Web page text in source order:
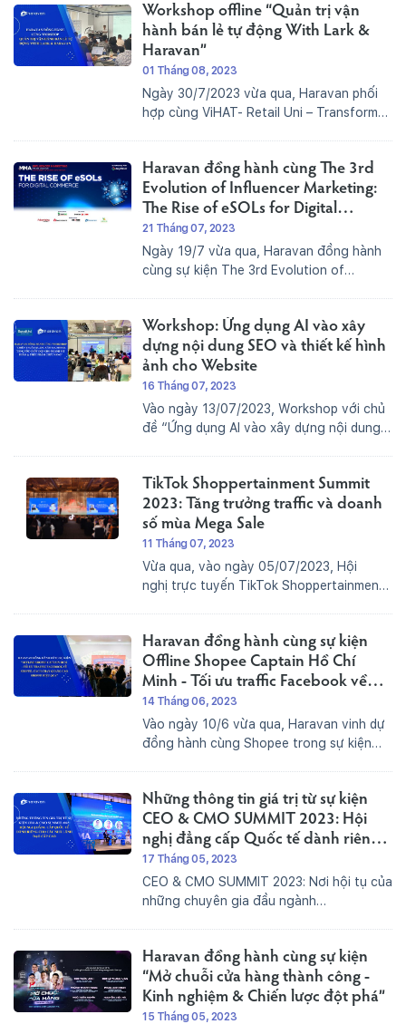
Workshop offline “Quản trị vận
hành bán lẻ tự động With Lark &
Haravan”
01 Tháng 08, 2023
Ngày 30/7/2023 vừa qua, Haravan phối
hợp cùng ViHAT- Retail Uni – Transform
Lark & Haravan” diễn ra thành công thu
hút hơn 40 người tham...
Haravan đồng hành cùng The 3rd
Evolution of Influencer Marketing:
The Rise of eSOLs for Digital
Commerce
21 Tháng 07, 2023
Ngày 19/7 vừa qua, Haravan đồng hành
cùng sự kiện The 3rd Evolution of
công, thu hút hơn một trăm khách mời
tham dự cùng sự góp...
Workshop: Ứng dụng AI vào xây
dựng nội dung SEO và thiết kế hình
ảnh cho Website
16 Tháng 07, 2023
Vào ngày 13/07/2023, Workshop với chủ
đề “Ứng dụng AI vào xây dựng nội dung
Đây là cơ hội cho các doanh...
TikTok Shoppertainment Summit
2023: Tăng trưởng traffic và doanh
số mùa Mega Sale
11 Tháng 07, 2023
Vừa qua, vào ngày 05/07/2023, Hội
nghị trực tuyến TikTok Shoppertainment
For Mega Sales Success”. Sự kiện nhằm
nhấn mạnh và chia sẻ về lợi...
Haravan đồng hành cùng sự kiện
Offline Shopee Captain Hồ Chí
Minh - Tối ưu traffic Facebook về
Shopee, cách chạy quảng cáo
Shopee hiệu quả
14 Tháng 06, 2023
Vào ngày 10/6 vừa qua, Haravan vinh dự
đồng hành cùng Shopee trong sự kiện
quảng cáo Shopee hiệu quả”. Đây là sự
kiện nhằm giúp các doanh nghiệp...
Những thông tin giá trị từ sự kiện
CEO & CMO SUMMIT 2023: Hội
nghị đẳng cấp Quốc tế dành riêng
cho các nhà lãnh đạo cấp cao
17 Tháng 05, 2023
CEO & CMO SUMMIT 2023: Nơi hội tụ của
những chuyên gia đầu ngành
những con số tổng kết ấn tượng. Cùng
với sự góp...
Haravan đồng hành cùng sự kiện
“Mở chuỗi cửa hàng thành công -
Kinh nghiệm & Chiến lược đột phá”
15 Tháng 05, 2023